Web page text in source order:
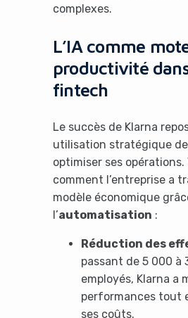
complexes.
L’IA comme
productivité
fintech
Le succès de Klarna
utilisation stratégique de
optimiser ses opérations.
comment l’entreprise a
modèle économique
l’automatisation :
Réduction des
passant de 5 000 à
employés, Klarna a
performances tout
ses coûts.